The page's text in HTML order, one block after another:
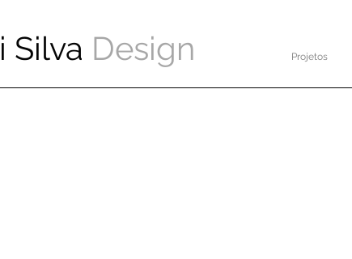
Silva Design Projetos